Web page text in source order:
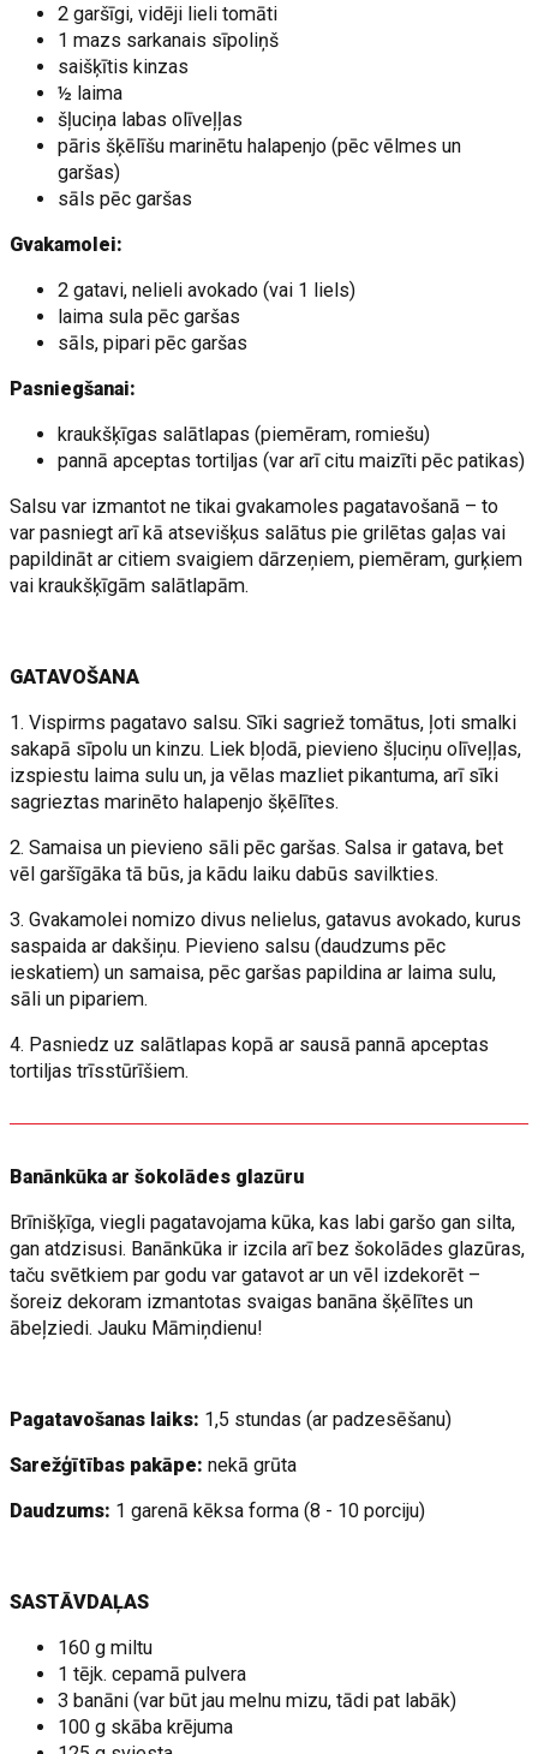
2 garšīgi, vidēji lieli tomāti
1 mazs sarkanais sīpoliņš
saišķītis kinzas
½ laima
šļuciņa labas olīveļļas
pāris šķēlīšu marinētu halapenjo (pēc vēlmes un
garšas)
sāls pēc garšas
Gvakamolei:
2 gatavi, nelieli avokado (vai 1 liels)
laima sula pēc garšas
sāls, pipari pēc garšas
Pasniegšanai:
kraukšķīgas salātlapas (piemēram, romiešu)
pannā apceptas tortiljas (var arī citu maizīti pēc patikas)
Salsu var izmantot ne tikai gvakamoles pagatavošanā – to
var pasniegt arī kā atsevišķus salātus pie grilētas gaļas vai
papildināt ar citiem svaigiem dārzeņiem, piemēram, gurķiem
vai kraukšķīgām salātlapām.
GATAVOŠANA
1. Vispirms pagatavo salsu. Sīki sagriež tomātus, ļoti smalki
sakapā sīpolu un kinzu. Liek bļodā, pievieno šļuciņu olīveļļas,
izspiestu laima sulu un, ja vēlas mazliet pikantuma, arī sīki
sagrieztas marinēto halapenjo šķēlītes.
2. Samaisa un pievieno sāli pēc garšas. Salsa ir gatava, bet
vēl garšīgāka tā būs, ja kādu laiku dabūs savilkties.
3. Gvakamolei nomizo divus nelielus, gatavus avokado, kurus
saspaida ar dakšiņu. Pievieno salsu (daudzums pēc
ieskatiem) un samaisa, pēc garšas papildina ar laima sulu,
sāli un pipariem.
4. Pasniedz uz salātlapas kopā ar sausā pannā apceptas
tortiljas trīsstūrīšiem.
Banānkūka ar šokolādes glazūru
Brīnišķīga, viegli pagatavojama kūka, kas labi garšo gan silta,
gan atdzisusi. Banānkūka ir izcila arī bez šokolādes glazūras,
taču svētkiem par godu var gatavot ar un vēl izdekorēt –
šoreiz dekoram izmantotas svaigas banāna šķēlītes un
ābeļziedi. Jauku Māmiņdienu!
Pagatavošanas laiks: 1,5 stundas (ar padzesēšanu)
Sarežģītības pakāpe: nekā grūta
Daudzums: 1 garenā kēksa forma (8 - 10 porciju)
SASTĀVDAĻAS
160 g miltu
1 tējk. cepamā pulvera
3 banāni (var būt jau melnu mizu, tādi pat labāk)
100 g skāba krējuma